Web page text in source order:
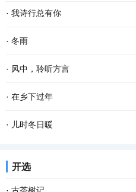
· 我诗行总有你
还是喜欢清晨醒来 品一首诗读出相
带孤独治愈 是否将你旋入相思的诗
酿已久相惜 生命中那人，会不会把
· 冬雨
撑着一把花蓝伞 走在无人的街上
独结伴，和寂寞成双 我想把冬天望
抹绿盈盈含香 冬天，在伞下闪闪发
· 风中，聆听方言
远道而来的风 从对面的塔楼俯冲下
着 不敢大声说话的方言 菱形的那
· 在乡下过年
过年是一生中最 幸福 的时刻。 住
· 儿时冬日暖
开选